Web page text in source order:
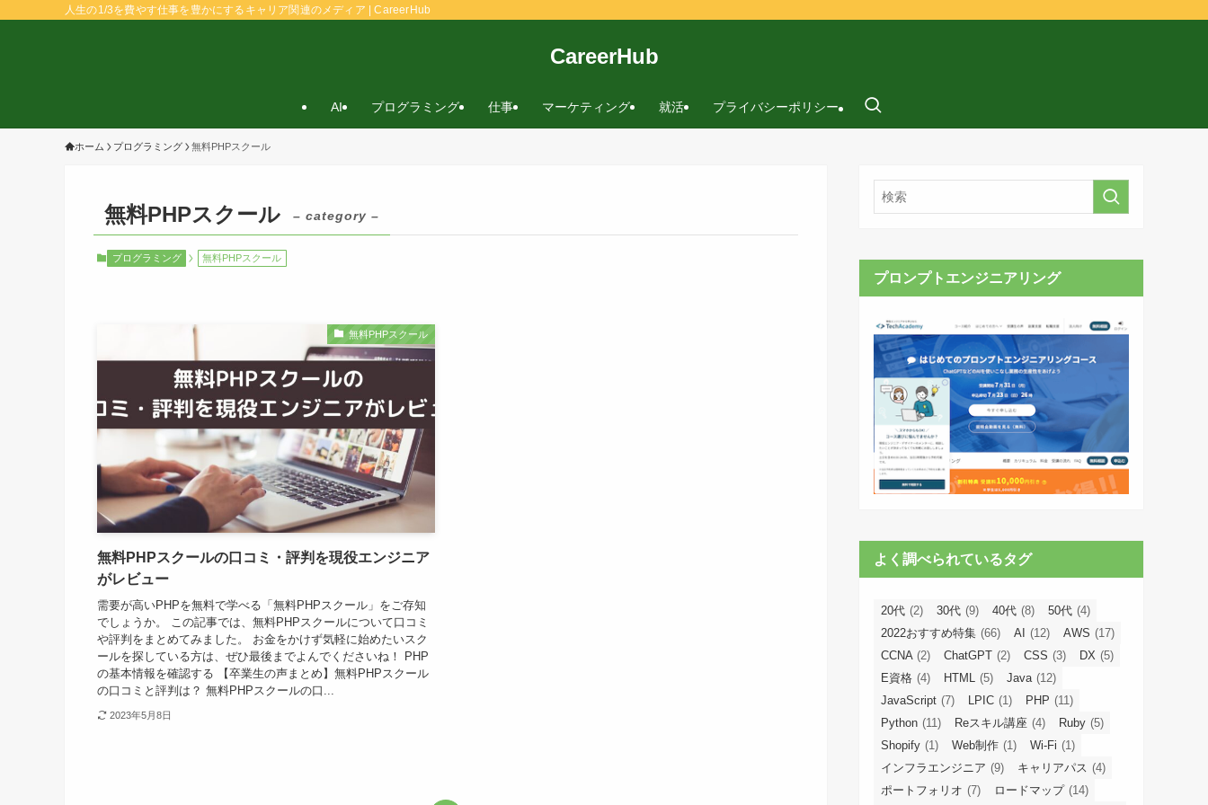
人生の1/3を費やす仕事を豊かにするキャリア関連のメディア | CareerHub
CareerHub
AI プログラミング 仕事 マーケティング 就活 プライバシーポリシー
ホーム プログラミング 無料PHPスクール
無料PHPスクール – category –
プログラミング 無料PHPスクール
無料PHPスクール
無料PHPスクールの口コミ・評判を現役エンジニア
がレビュー
需要が高いPHPを無料で学べる「無料PHPスクール」をご存知
でしょうか。 この記事では、無料PHPスクールについて口コミ
や評判をまとめてみました。 お金をかけず気軽に始めたいスク
ールを探している方は、ぜひ最後までよんでくださいね！ PHP
の基本情報を確認する 【卒業生の声まとめ】無料PHPスクール
の口コミと評判は？ 無料PHPスクールの口...
2023年5月8日
プロンプトエンジニアリング
よく調べられているタグ
20代 (2) 30代 (9) 40代 (8) 50代 (4)
2022おすすめ特集 (66) AI (12) AWS (17)
CCNA (2) ChatGPT (2) CSS (3) DX (5)
E資格 (4) HTML (5) Java (12)
JavaScript (7) LPIC (1) PHP (11)
Python (11) Reスキル講座 (4) Ruby (5)
Shopify (1) Web制作 (1) Wi-Fi (1)
インフラエンジニア (9) キャリアパス (4)
ポートフォリオ (7) ロードマップ (14)